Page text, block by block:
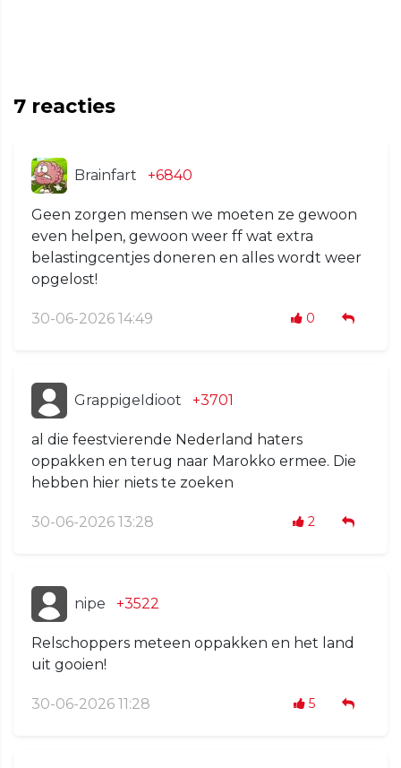
7 reacties
Brainfart +6840
Geen zorgen mensen we moeten ze gewoon
even helpen, gewoon weer ff wat extra
belastingcentjes doneren en alles wordt weer
opgelost!
30-06-2026 14:49 0
GrappigeIdioot +3701
al die feestvierende Nederland haters
oppakken en terug naar Marokko ermee. Die
hebben hier niets te zoeken
30-06-2026 13:28 2
nipe +3522
Relschoppers meteen oppakken en het land
uit gooien!
30-06-2026 11:28 5